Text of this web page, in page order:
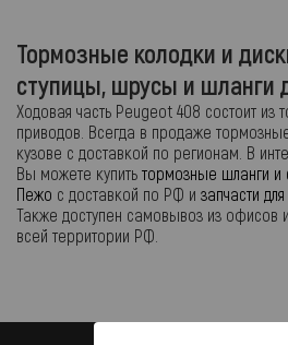
Тормозные колодки и
ступицы, шрусы и шланги
Ходовая часть Peugeot 408 состоит из
приводов. Всегда в продаже
кузове с доставкой по регионам. В
Вы можете купить тормозные шланги и
Пежо с доставкой по РФ и запчасти
Также доступен самовывоз из офисов
всей территории РФ.